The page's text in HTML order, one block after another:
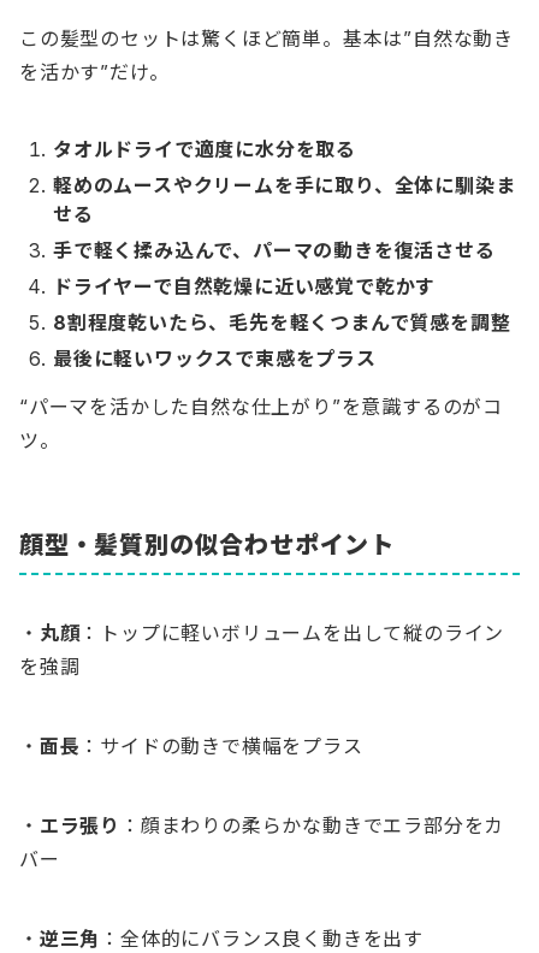
この髪型のセットは驚くほど簡単。基本は”自然な動き
を活かす”だけ。
タオルドライで適度に水分を取る
軽めのムースやクリームを手に取り、全体に馴染ま
せる
手で軽く揉み込んで、パーマの動きを復活させる
ドライヤーで自然乾燥に近い感覚で乾かす
8割程度乾いたら、毛先を軽くつまんで質感を調整
最後に軽いワックスで束感をプラス
“パーマを活かした自然な仕上がり”を意識するのがコ
ツ。
顔型・髪質別の似合わせポイント
・ 丸顔 ：トップに軽いボリュームを出して縦のライン
を強調
・ 面長 ：サイドの動きで横幅をプラス
・ エラ張り ：顔まわりの柔らかな動きでエラ部分をカ
バー
・ 逆三角 ：全体的にバランス良く動きを出す